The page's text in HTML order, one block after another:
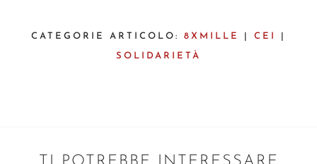
CATEGORIE ARTICOLO: 8XMILLE CEI
SOLIDARIETÀ